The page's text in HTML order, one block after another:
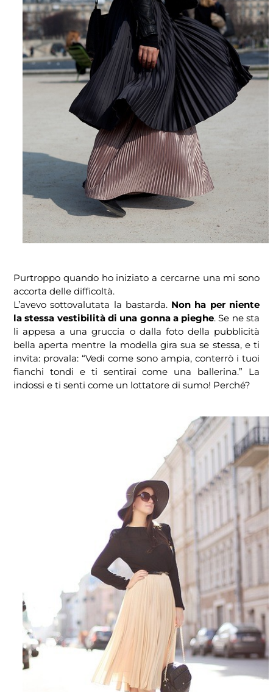
Purtroppo quando ho iniziato a cercarne una mi sono
accorta delle difficoltà.
L’avevo sottovalutata la bastarda. Non ha per niente
la stessa vestibilità di una gonna a pieghe. Se ne sta
li appesa a una gruccia o dalla foto della pubblicità
bella aperta mentre la modella gira sua se stessa, e ti
invita: provala: “Vedi come sono ampia, conterrò i tuoi
fianchi tondi e ti sentirai come una ballerina.” La
indossi e ti senti come un lottatore di sumo! Perché?